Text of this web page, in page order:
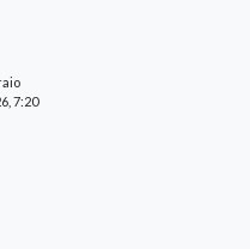
7:20